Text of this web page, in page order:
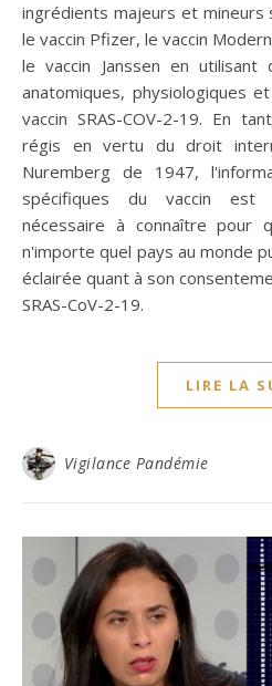
ingrédients majeurs et mineurs
le vaccin Pfizer, le vaccin
le vaccin Janssen en
anatomiques, physiologiques
vaccin SRAS-COV-2-19. En
régis en vertu du droit
Nuremberg de 1947,
spécifiques du vaccin est
nécessaire à connaître pour
n'importe quel pays au monde
éclairée quant à son
SRAS-CoV-2-19.
LIRE LA
Vigilance Pandémie